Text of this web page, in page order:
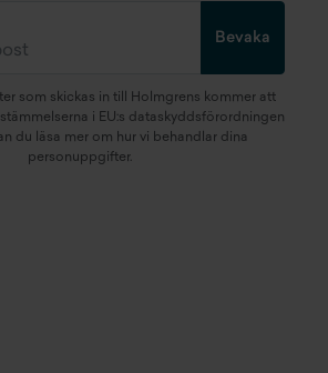
Bevaka
som skickas in till Holmgrens kommer att
i EU:s dataskyddsförordningen
du läsa mer om hur vi behandlar dina
personuppgifter.